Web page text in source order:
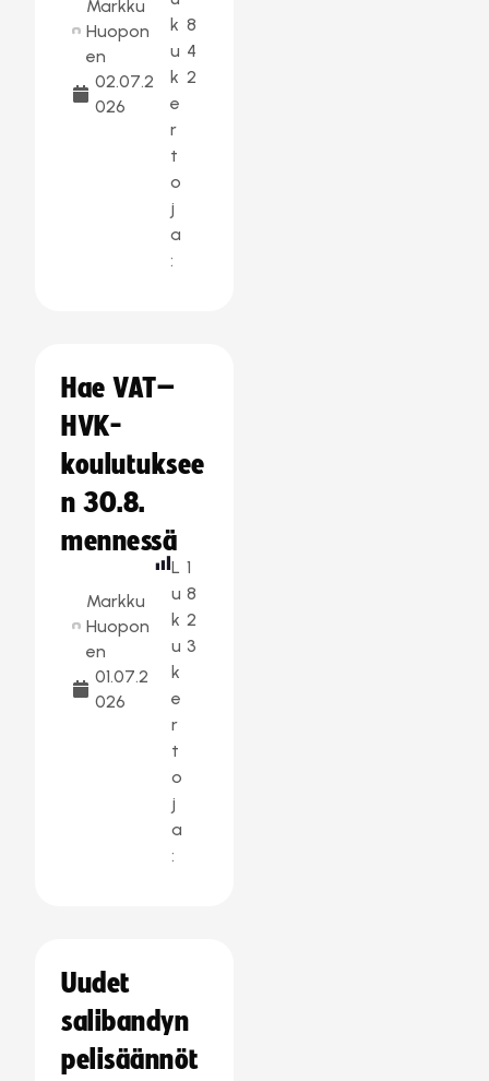
Markku
Huopon
en
02.07.2
026
k
u
k
e
r
t
o
j
a
:
8
4
2
Hae VAT–
HVK-
koulutuksee
n 30.8.
mennessä
Markku
Huopon
en
01.07.2
026
L
u
k
u
k
e
r
t
o
j
a
:
1
8
2
3
Uudet
salibandyn
pelisäännöt